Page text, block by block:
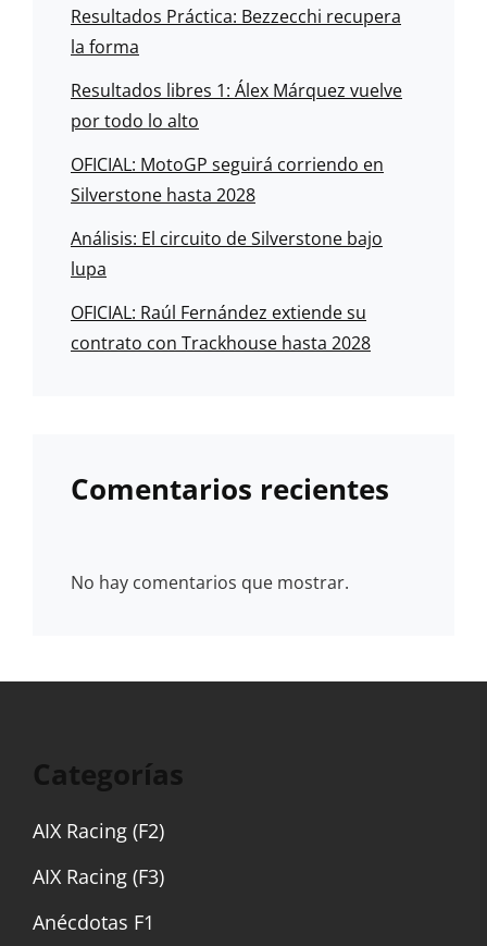
Resultados Práctica: Bezzecchi recupera
la forma
Resultados libres 1: Álex Márquez vuelve
por todo lo alto
OFICIAL: MotoGP seguirá corriendo en
Silverstone hasta 2028
Análisis: El circuito de Silverstone bajo
lupa
OFICIAL: Raúl Fernández extiende su
contrato con Trackhouse hasta 2028
Comentarios recientes
No hay comentarios que mostrar.
Categorías
AIX Racing (F2)
AIX Racing (F3)
Anécdotas F1